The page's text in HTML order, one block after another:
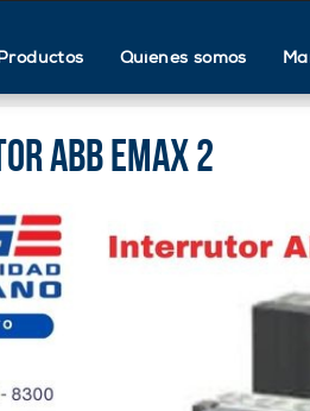
Quienes somos
ABB Emax 2